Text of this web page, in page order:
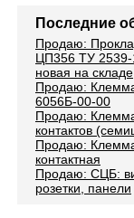
Последние
Продаю:
ЦП356 ТУ 2539-
новая на складе
Продаю:
6056Б-00-00
Продаю:
контактов
Продаю:
контактная
Продаю: СЦБ:
розетки, панели